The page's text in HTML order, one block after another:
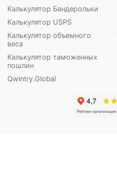
Калькулятор Бандерольки
Калькулятор USPS
Калькулятор объемного
веса
Калькулятор таможенных
пошлин
Qwintry.Global